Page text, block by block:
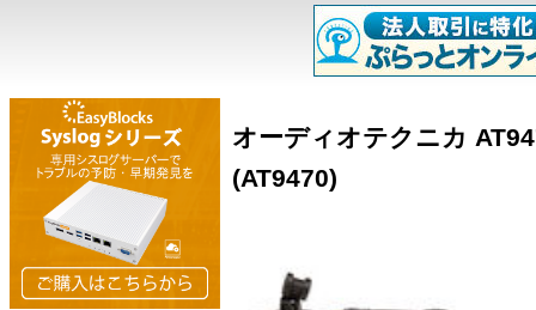
オーディオテクニカ
(AT9470)